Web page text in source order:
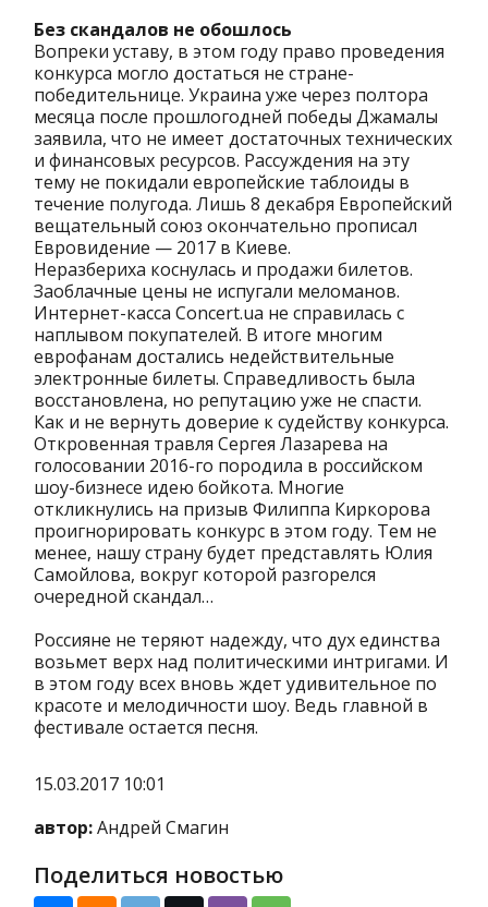
Без скандалов не обошлось
Вопреки уставу, в этом году право проведения
конкурса могло достаться не стране-
победительнице. Украина уже через полтора
месяца после прошлогодней победы Джамалы
заявила, что не имеет достаточных технических
и финансовых ресурсов. Рассуждения на эту
тему не покидали европейские таблоиды в
течение полугода. Лишь 8 декабря Европейский
вещательный союз окончательно прописал
Евровидение — 2017 в Киеве.
Неразбериха коснулась и продажи билетов.
Заоблачные цены не испугали меломанов.
Интернет-касса Concert.ua не справилась с
наплывом покупателей. В итоге многим
еврофанам достались недействительные
электронные билеты. Справедливость была
восстановлена, но репутацию уже не спасти.
Как и не вернуть доверие к судейству конкурса.
Откровенная травля Сергея Лазарева на
голосовании 2016-го породила в российском
шоу-бизнесе идею бойкота. Многие
откликнулись на призыв Филиппа Киркорова
проигнорировать конкурс в этом году. Тем не
менее, нашу страну будет представлять Юлия
Самойлова, вокруг которой разгорелся
очередной скандал…
Россияне не теряют надежду, что дух единства
возьмет верх над политическими интригами. И
в этом году всех вновь ждет удивительное по
красоте и мелодичности шоу. Ведь главной в
фестивале остается песня.
15.03.2017 10:01
автор:Андрей Смагин
Поделиться новостью